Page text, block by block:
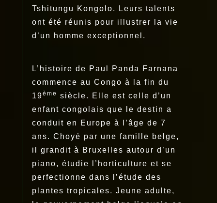
Tshitungu Kongolo. Leurs talents
ont été réunis pour illustrer la vie
d’un homme exceptionnel.
L’histoire de Paul Panda Farnana
commence au Congo à la fin du
19ème
siècle. Elle est celle d’un
enfant congolais que le destin a
conduit en Europe à l’âge de 7
ans. Choyé par une famille belge,
il grandit à Bruxelles autour d’un
piano, étudie l’horticulture et se
perfectionne dans l’étude des
plantes tropicales. Jeune adulte,